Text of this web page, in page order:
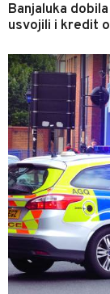
Banjaluka
usvojili i kredit